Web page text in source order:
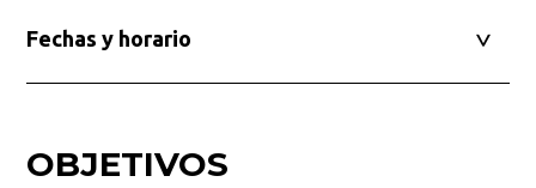
Fechas y horario
OBJETIVOS